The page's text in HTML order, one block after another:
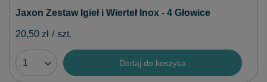
Jaxon Zestaw Igieł i Wierteł Inox - 4 Głowice
20,50 zł / szt.
Dodaj do koszyka